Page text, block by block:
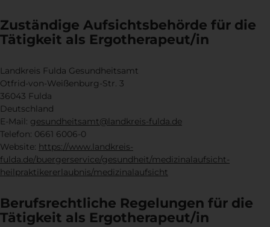
Zuständige Aufsichtsbehörde für die
Tätigkeit als Ergotherapeut/in
Landkreis Fulda Gesundheitsamt
Otfrid-von-Weißenburg-Str. 3
36043 Fulda
Deutschland
E-Mail: gesundheitsamt@landkreis-fulda.de
Telefon: 0661 6006-0
Website: https://www.landkreis-
fulda.de/buergerservice/gesundheit/medizinalaufsicht-
heilpraktikererlaubnis/medizinalaufsicht
Berufsrechtliche Regelungen für die
Tätigkeit als Ergotherapeut/in